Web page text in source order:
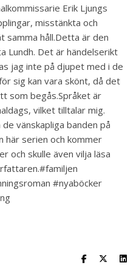
Erik Ljungs
misstänkta och
samma håll.️Detta är den
Lundh. Det är händelserikt
jag inte på djupet med i de
sig kan vara skönt, då det
som begås.Språket är
vilket tilltalar mig.
vänskapliga banden på
här serien och kommer
och skulle även vilja läsa
#nyaböcker